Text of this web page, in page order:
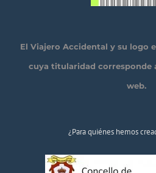
El Viajero Accidental y su logo
cuya titularidad corresponde
web.
¿Para quiénes hemos